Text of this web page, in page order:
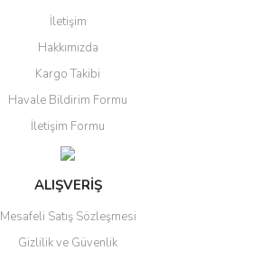
Yorum Yaz
İletişim
Hakkımızda
Kargo Takibi
Havale Bildirim Formu
İletişim Formu
ALIŞVERİŞ
Mesafeli Satış Sözleşmesi
Gizlilik ve Güvenlik